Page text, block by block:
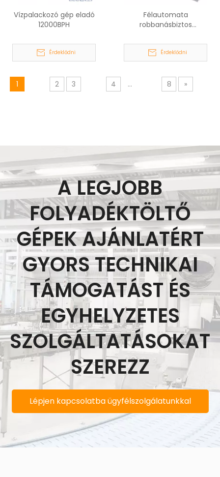
Vízpalackozó gép eladó
12000BPH
Érdeklődni
Félautomata
robbanásbiztos
Érdeklődni
1 2 3 4 ... 8 »
A LEGJOBB
FOLYADÉKTÖLTŐ
GÉPEK AJÁNLATÉRT
GYORS TECHNIKAI
TÁMOGATÁST ÉS
EGYHELYZETES
SZOLGÁLTATÁSOKAT
SZEREZZ
Lépjen kapcsolatba ügyfélszolgálatunkkal